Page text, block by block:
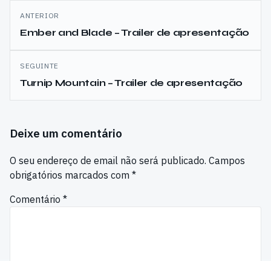
Navegação
de
artigos
ANTERIOR
Ember and Blade – Trailer de apresentação
SEGUINTE
Turnip Mountain – Trailer de apresentação
Deixe um comentário
O seu endereço de email não será publicado. Campos
obrigatórios marcados com *
Comentário *